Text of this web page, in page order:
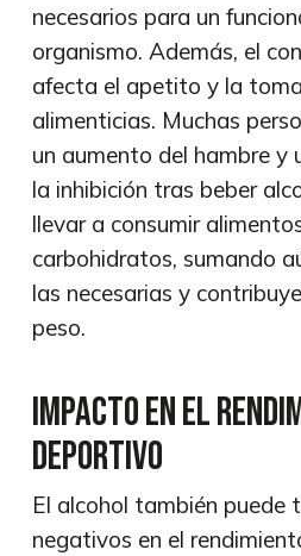
necesarios para un
organismo. Además, el
afecta el apetito y la
alimenticias. Muchas
un aumento del hambre y
la inhibición tras beber
llevar a consumir
carbohidratos, sumando
las necesarias y
peso.
Impacto en el
deportivo
El alcohol también puede
negativos en el